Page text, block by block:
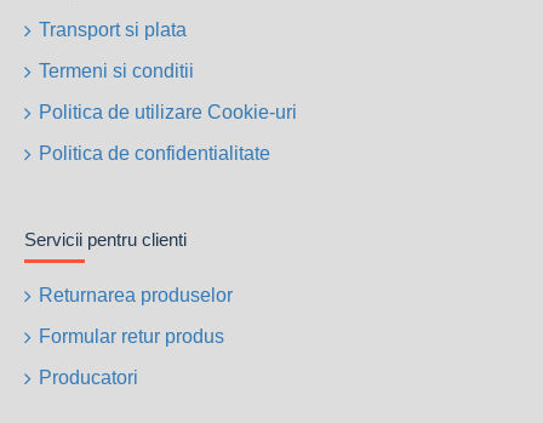
Transport si plata
Termeni si conditii
Politica de utilizare Cookie-uri
Politica de confidentialitate
Servicii pentru clienti
Returnarea produselor
Formular retur produs
Producatori